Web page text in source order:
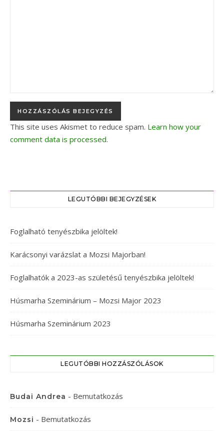
This site uses Akismet to reduce spam. Learn how your
comment data is processed.
LEGUTÓBBI BEJEGYZÉSEK
Foglalható tenyészbika jelöltek!
Karácsonyi varázslat a Mozsi Majorban!
Foglalhatók a 2023-as születésű tenyészbika jelöltek!
Húsmarha Szeminárium – Mozsi Major 2023
Húsmarha Szeminárium 2023
LEGUTÓBBI HOZZÁSZÓLÁSOK
Budai Andrea - Bemutatkozás
Mozsi - Bemutatkozás